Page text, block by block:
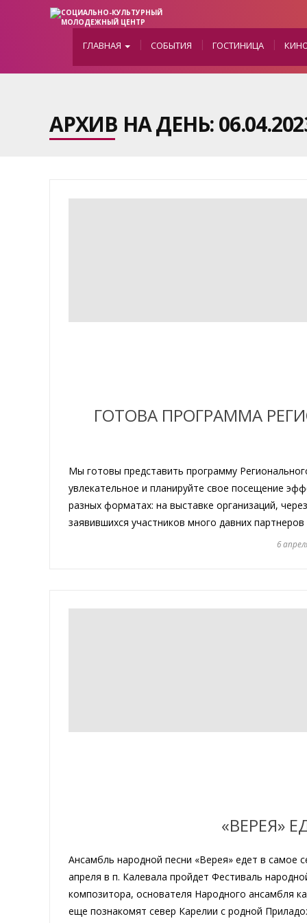
ГЛАВНАЯ СОБЫТИЯ ГОСТИНИЦА
АРХИВ НА ДЕНЬ:
ГОТОВА ПРОГРАММА
Мы готовы представить программу
увлекательное и планируйте свое посещение
разных форматах: на выставке организаций,
заявившихся участников много давних
6
«ВЕРЕЯ»
Ансамбль народной песни «Верея» едет в самое
апреля в п. Калевала пройдет Фестиваль
композитора, основателя Народного ансамбля
еще познакомят север Карелии с родной